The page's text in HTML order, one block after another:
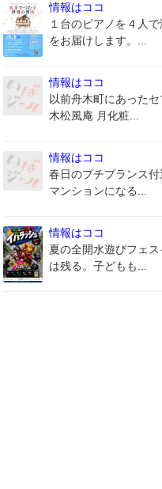
情報はココ
１台のピアノを４人
をお届けします。...
情報はココ
以前舟木町にあった
木松風庵 月化粧...
情報はココ
春日のプチプランス
マンションになる...
情報はココ
夏の全開水遊びフェ
は残る。子どもも...